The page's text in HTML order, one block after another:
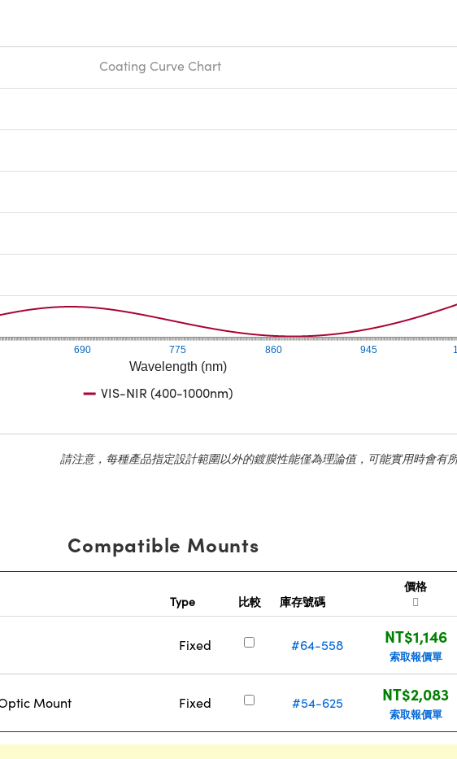
Wavelength (nm)
690 775 860 945
Coating Curve Chart
VIS-NIR (400-1000nm)
請注意，每種產品指定設計範圍以外的鍍膜性能僅為理論值，可能實用時會有所
Compatible Mounts
Type 比較 庫存號碼
價格
Fixed #64-558 NT$1,146
索取報價單
Mount Fixed #54-625 NT$2,083
索取報價單